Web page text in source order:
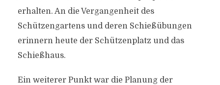
erhalten. An die Vergangenheit des
Schützengartens und deren Schießübungen
erinnern heute der Schützenplatz und das
Schießhaus.
Ein weiterer Punkt war die Planung der